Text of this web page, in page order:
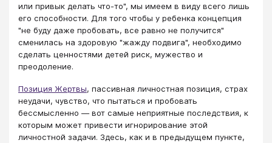
или привык делать что-то", мы имеем в виду всего лишь
его способности. Для того чтобы у ребенка концепция
"не буду даже пробовать, все равно не получится"
сменилась на здоровую "жажду подвига", необходимо
сделать ценностями детей риск, мужество и
преодоление.
Позиция Жертвы, пассивная личностная позиция, страх
неудачи, чувство, что пытаться и пробовать
бессмысленно — вот самые неприятные последствия, к
которым может привести игнорирование этой
личностной задачи. Здесь, как и в предыдущем пункте,